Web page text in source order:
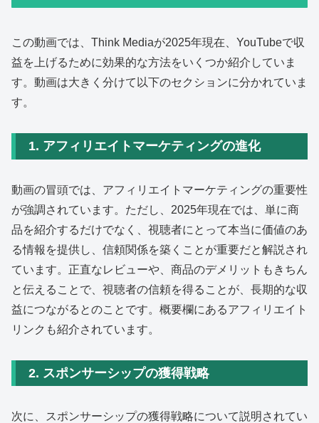
この動画では、Think Mediaが2025年現在、YouTubeで収
益を上げるために効果的な方法をいくつか紹介していま
す。動画は大きく分けて以下のセクションに分かれていま
す。
1. アフィリエイトマーケティングの進化
動画の冒頭では、アフィリエイトマーケティングの重要性
が強調されています。ただし、2025年現在では、単に商
品を紹介するだけでなく、視聴者にとって本当に価値のあ
る情報を提供し、信頼関係を築くことが重要だと解説され
ています。正直なレビューや、商品のデメリットもきちん
と伝えることで、視聴者の信頼を得ることが、長期的な収
益につながるとのことです。概要欄にあるアフィリエイト
リンクも紹介されています。
2. スポンサーシップの獲得戦略
次に、スポンサーシップの獲得戦略について説明されてい